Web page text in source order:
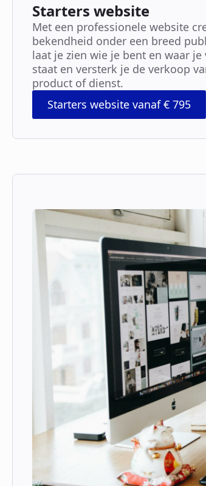
Starters website
Met een professionele website
bekendheid onder een breed
laat je zien wie je bent en waar je
staat en versterk je de verkoop
product of dienst.
Starters website vanaf € 795